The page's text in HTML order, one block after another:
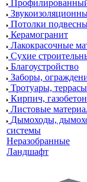
Потолки
Керамогранит
Лакокрасочные
Сухие
Благоустройство
Заборы,
Тротуары, террасы
Кирпич, газобетон
Листовые
Дымоходы,
системы
Неразобранные
Ландшафт